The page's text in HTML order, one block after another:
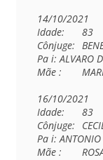
14/10/2021	Nome :	APARECIDO DE SOUZA
Idade:	83
Cônjuge:	BENEDITA FRANCISCO DE SOUZA
Pa i:	ALVARO DE SOUZA
Mãe :	MARIA PEREIRA DE SOUZA
16/10/2021	Nome :	ANTONIO CARLOS BENTO
Idade:	83
Cônjuge:	CECILIA RAMOS BENTO
Pa i:	ANTONIO LUIZ BENTO
Mãe :	ROSALINA DE OLIVEIRA BENTO